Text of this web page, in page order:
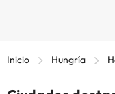
Inicio Hungría